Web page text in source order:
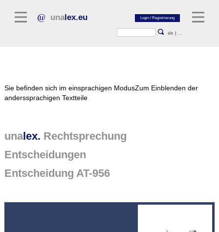
unalex.eu
de |
Normtexte
Rechtsprechung
Sie befinden sich im einsprachigen ModusZum Einblenden der
anderssprachigen Textteile
unalex. Rechtsprechung
Entscheidungen
Entscheidung AT-956